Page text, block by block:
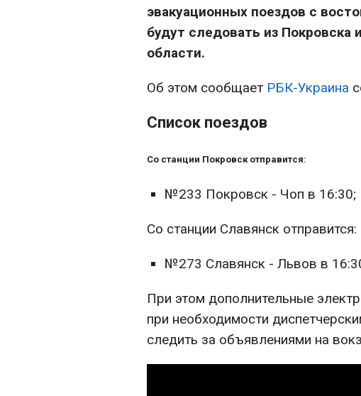
эвакуационных поездов с
будут следовать из Покровска
области.
Об этом сообщает РБК-Украина
Список поездов
Со станции Покровск отправится:
№233 Покровск - Чоп в 16:30;
Со станции Славянск отправится:
№273 Славянск - Львов в
При этом дополнительные
при необходимости
следить за объявлениями на